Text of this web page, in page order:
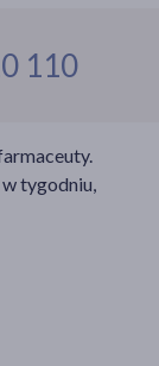
110
w tygodniu,